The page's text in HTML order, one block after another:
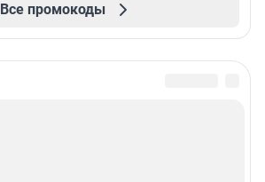
Все промокоды